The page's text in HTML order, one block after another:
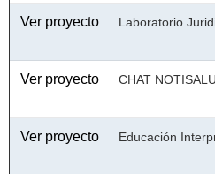
Ver proyecto Laboratorio
Ver proyecto CHAT
Ver proyecto Educación